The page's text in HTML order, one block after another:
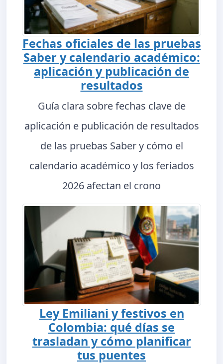
Fechas oficiales de las pruebas
Saber y calendario académico:
aplicación y publicación de
resultados
Guía clara sobre fechas clave de
aplicación e publicación de resultados
de las pruebas Saber y cómo el
calendario académico y los feriados
2026 afectan el crono
Ley Emiliani y festivos en
Colombia: qué días se
trasladan y cómo planificar
tus puentes